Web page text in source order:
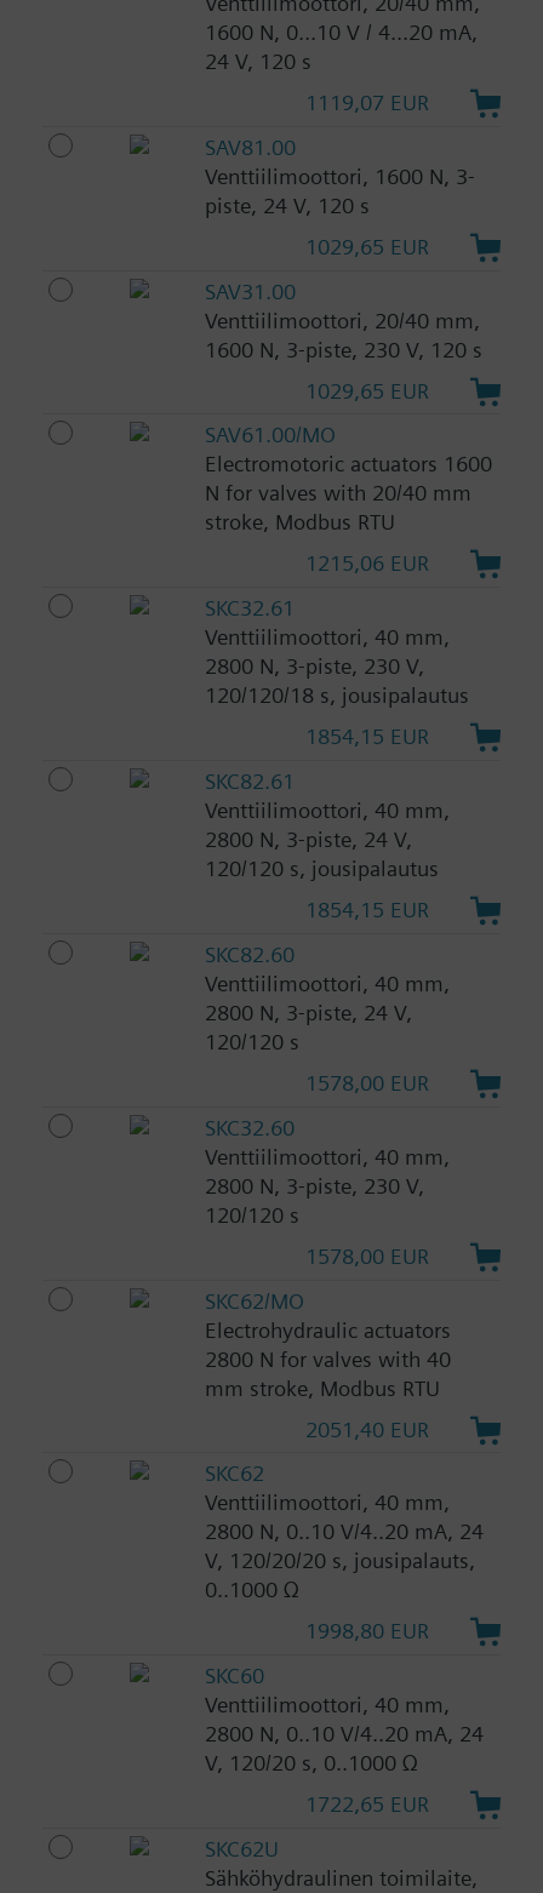
1600 N, 0...10 V / 4...20 mA,
24 V, 120 s
1119,07 EUR
SAV81.00
Venttiilimoottori, 1600 N, 3-
piste, 24 V, 120 s
1029,65 EUR
SAV31.00
Venttiilimoottori, 20/40 mm,
1600 N, 3-piste, 230 V, 120 s
1029,65 EUR
SAV61.00/MO
Electromotoric actuators 1600
N for valves with 20/40 mm
stroke, Modbus RTU
1215,06 EUR
SKC32.61
Venttiilimoottori, 40 mm,
2800 N, 3-piste, 230 V,
120/120/18 s, jousipalautus
1854,15 EUR
SKC82.61
Venttiilimoottori, 40 mm,
2800 N, 3-piste, 24 V,
120/120 s, jousipalautus
1854,15 EUR
SKC82.60
Venttiilimoottori, 40 mm,
2800 N, 3-piste, 24 V,
120/120 s
1578,00 EUR
SKC32.60
Venttiilimoottori, 40 mm,
2800 N, 3-piste, 230 V,
120/120 s
1578,00 EUR
SKC62/MO
Electrohydraulic actuators
2800 N for valves with 40
mm stroke, Modbus RTU
2051,40 EUR
SKC62
Venttiilimoottori, 40 mm,
2800 N, 0..10 V/4..20 mA, 24
V, 120/20/20 s, jousipalauts,
0..1000 Ω
1998,80 EUR
SKC60
Venttiilimoottori, 40 mm,
2800 N, 0..10 V/4..20 mA, 24
V, 120/20 s, 0..1000 Ω
1722,65 EUR
SKC62U
Sähköhydraulinen toimilaite,